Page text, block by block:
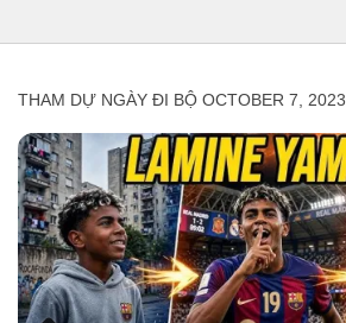
THAM DỰ NGÀY ĐI BỘ OCTOBER 7, 2023